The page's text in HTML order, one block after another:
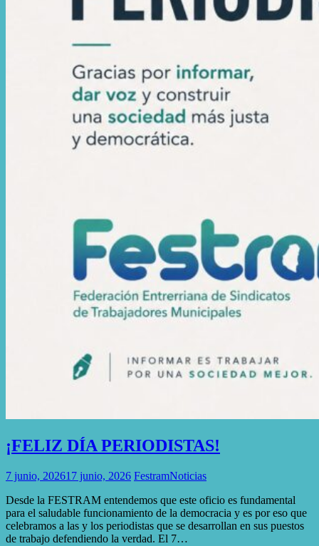
¡FELIZ DÍA PERIODISTAS!
7 junio, 202617 junio, 2026 FestramNoticias
Desde la FESTRAM entendemos que este oficio es fundamental
para el saludable funcionamiento de la democracia y es por eso que
celebramos a las y los periodistas que se desarrollan en sus puestos
de trabajo defendiendo la verdad. El 7…